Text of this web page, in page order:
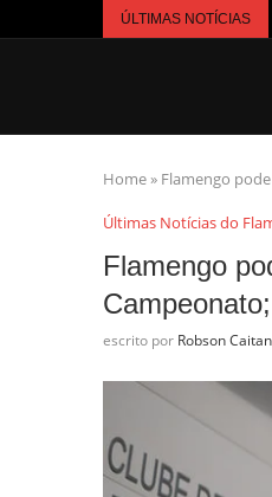
ÚLTIMAS NOTÍCIAS
Home» Flamengo
Últimas Notícias do
Flamengo
escrito por Robson